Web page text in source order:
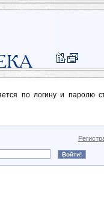
по логину и паролю